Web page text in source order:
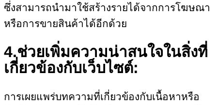
ซึ่งสามารถนำมาใช้สร้างรายได้จากการโฆษณา
หรือการขายสินค้าได้อีกด้วย
4.ช่วยเพิ่มความน่าสนใจในสิ่งที่
เกี่ยวข้องกับเว็บไซต์:
การเผยแพร่บทความที่เกี่ยวข้องกับเนื้อหาหรือ